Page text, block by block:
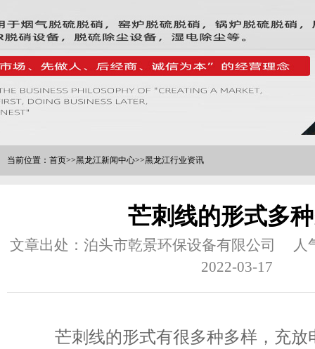
当前位置： 首页>>黑龙江新闻中心>>黑龙江行业资讯
芒刺线的形式多
文章出处：泊头市乾景环保设备有限公司
人
2022-03-17
芒刺线的形式有很多种多样，充放